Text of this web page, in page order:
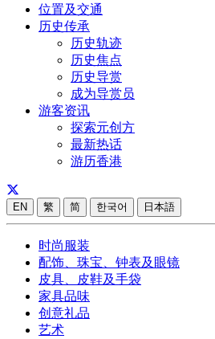
位置及交通
历史传承
历史轨迹
历史焦点
历史导赏
成为导赏员
游客资讯
探索元创方
最新热话
游历香港
EN 繁 简 한국어 日本語
时尚服装
配饰、珠宝、钟表及眼镜
皮具、皮鞋及手袋
家具品味
创意礼品
艺术